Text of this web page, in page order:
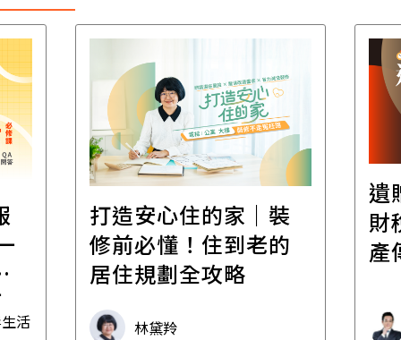
活
打造安心住的家｜裝
修前必懂！住到老的
居住規劃全攻略
林黛羚
遺
財
產